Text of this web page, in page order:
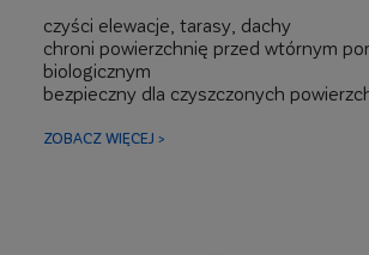
czyści elewacje, tarasy, dachy
chroni powierzchnię przed wtórnym
biologicznym
bezpieczny dla czyszczonych
ZOBACZ WIĘCEJ >